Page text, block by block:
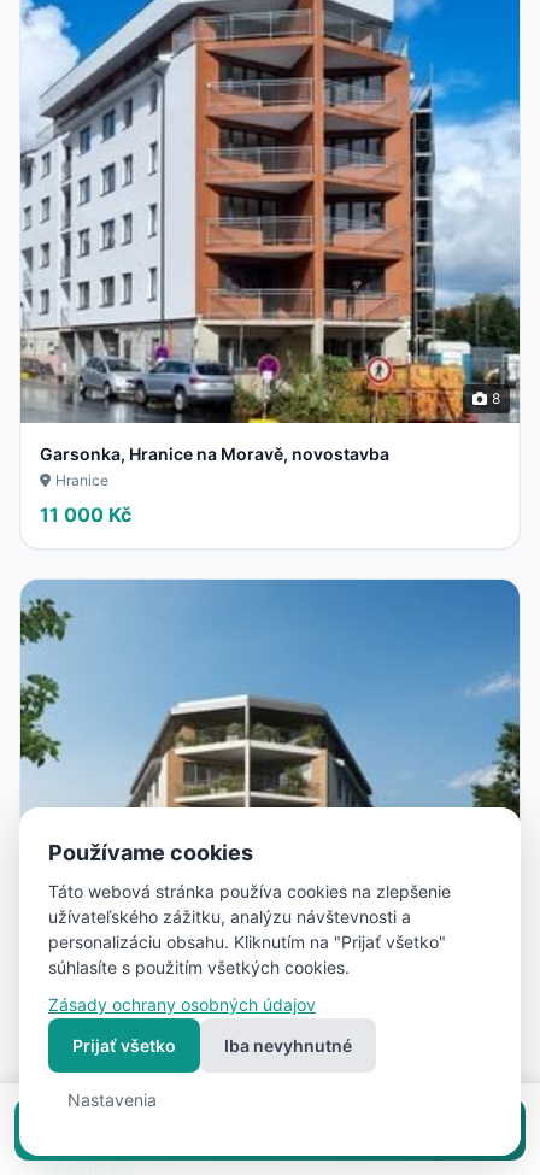
8
Garsonka, Hranice na Moravě, novostavba
Hranice
11 000 Kč
Garsonka, Hranice na Moravě, novostavba
Používame cookies
Táto webová stránka používa cookies na zlepšenie
užívateľského zážitku, analýzu návštevnosti a
personalizáciu obsahu. Kliknutím na "Prijať všetko"
súhlasíte s použitím všetkých cookies.
Zásady ochrany osobných údajov
Prijať všetko
Iba nevyhnutné
Nastavenia